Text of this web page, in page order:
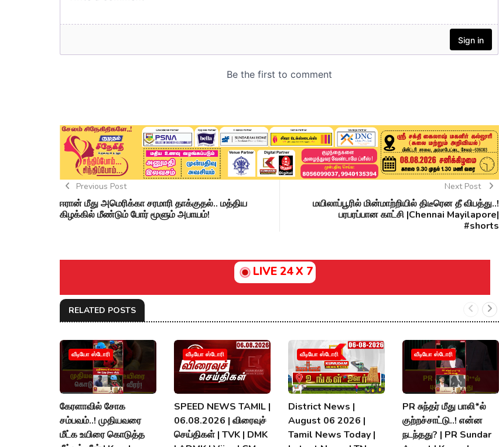
Previous Post
ஈரான் மீது அமெரிக்கா சரமாரி தாக்குதல்.. மத்திய
கிழக்கில் மீண்டும் போர் மூளும் அபாயம்!
Next Post
மயிலாப்பூரில் மின்மாற்றியில் திடீரென தீ விபத்து..!
பரபரப்பான காட்சி |Chennai Mayilapore|
#shorts
LIVE 24 X 7
RELATED POSTS
வீடியோ ஸ்டோரி
கேரளாவில் சோக
சம்பவம்..! முதியவரை
மீட்க உயிரை கொடுத்த
வீடியோ ஸ்டோரி
SPEED NEWS TAMIL |
06.08.2026 | விரைவுச்
செய்திகள் | TVK | DMK
வீடியோ ஸ்டோரி
District News |
August 06 2026 |
Tamil News Today |
வீடியோ ஸ்டோரி
PR சுந்தர் மீது பாலி*ல்
குற்றச்சாட்டு..! என்ன
நடந்தது? | PR Sundar